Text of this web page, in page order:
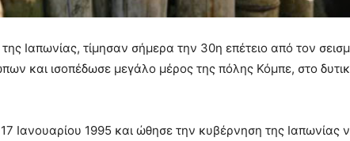
Ιαπωνίας, τίμησαν σήμερα την 30η επέτειο από τον
και ισοπέδωσε μεγάλο μέρος της πόλης Κόμπε, στο
Ιανουαρίου 1995 και ώθησε την κυβέρνηση της Ιαπωνίας